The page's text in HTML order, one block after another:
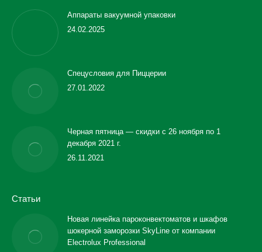
Аппараты вакуумной упаковки
24.02.2025
Спецусловия для Пиццерии
27.01.2022
Черная пятница — скидки с 26 ноября по 1
декабря 2021 г.
26.11.2021
Статьи
Новая линейка пароконвектоматов и шкафов
шокерной заморозки SkyLine от компании
Electrolux Professional